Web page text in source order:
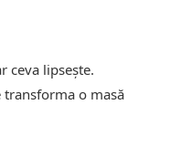
ceva lipsește.
transforma o masă